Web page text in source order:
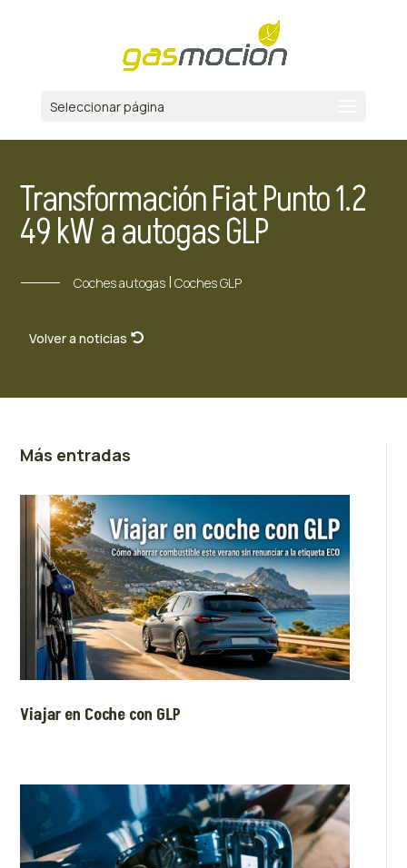
Seleccionar página
Transformación Fiat Punto 1.2
49 kW a autogas GLP
Coches autogas| Coches GLP
Volver a noticias
Más entradas
Viajar en Coche con GLP